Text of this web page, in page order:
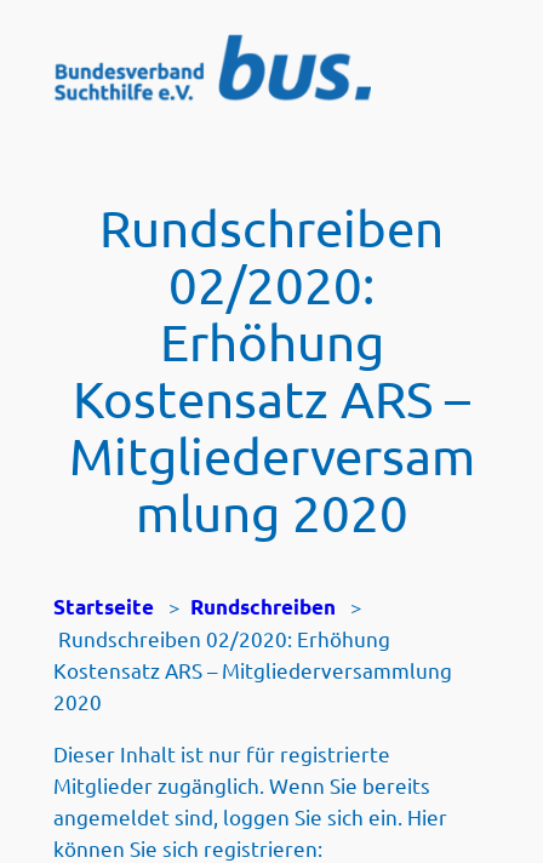
springen
Rundschreiben
02/2020:
Erhöhung
Kostensatz ARS –
Mitgliederversam
mlung 2020
Startseite> Rundschreiben >
Rundschreiben 02/2020: Erhöhung
Kostensatz ARS – Mitgliederversammlung
2020
Dieser Inhalt ist nur für registrierte
Mitglieder zugänglich. Wenn Sie bereits
angemeldet sind, loggen Sie sich ein. Hier
können Sie sich registrieren: